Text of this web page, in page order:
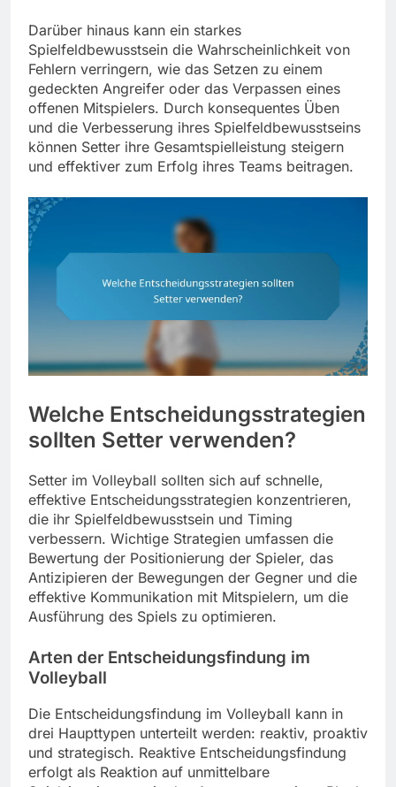
Darüber hinaus kann ein starkes
Spielfeldbewusstsein die Wahrscheinlichkeit von
Fehlern verringern, wie das Setzen zu einem
gedeckten Angreifer oder das Verpassen eines
offenen Mitspielers. Durch konsequentes Üben
und die Verbesserung ihres Spielfeldbewusstseins
können Setter ihre Gesamtspielleistung steigern
und effektiver zum Erfolg ihres Teams beitragen.
Welche Entscheidungsstrategien
sollten Setter verwenden?
Setter im Volleyball sollten sich auf schnelle,
effektive Entscheidungsstrategien konzentrieren,
die ihr Spielfeldbewusstsein und Timing
verbessern. Wichtige Strategien umfassen die
Bewertung der Positionierung der Spieler, das
Antizipieren der Bewegungen der Gegner und die
effektive Kommunikation mit Mitspielern, um die
Ausführung des Spiels zu optimieren.
Arten der Entscheidungsfindung im
Volleyball
Die Entscheidungsfindung im Volleyball kann in
drei Haupttypen unterteilt werden: reaktiv, proaktiv
und strategisch. Reaktive Entscheidungsfindung
erfolgt als Reaktion auf unmittelbare